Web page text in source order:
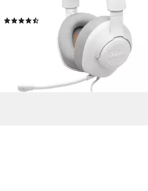
39,99 €
lieferbar - in 3-4 Werktagen bei dir